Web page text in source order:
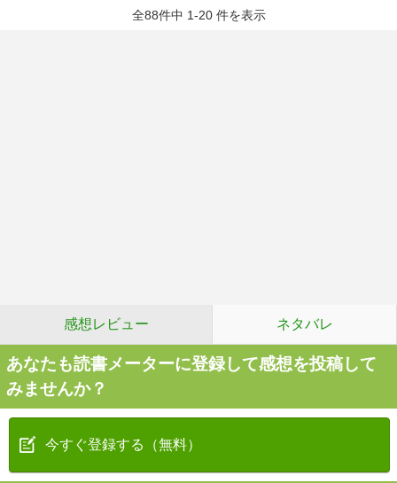
全88件中 1-20 件を表示
感想レビュー ネタバレ
あなたも読書メーターに登録して感想を投稿して
みませんか？
今すぐ登録する（無料）